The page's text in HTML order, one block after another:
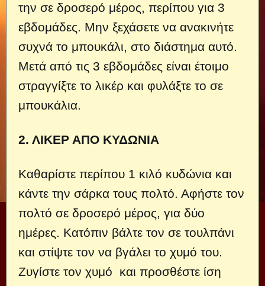
την σε δροσερό μέρος, περίπου για 3
εβδομάδες. Μην ξεχάσετε να ανακινήτε
συχνά το μπουκάλι, στο διάστημα αυτό.
Μετά από τις 3 εβδομάδες είναι έτοιμο
στραγγίξτε το λικέρ και φυλάξτε το σε
μπουκάλια.
2. ΛΙΚΕΡ ΑΠΟ ΚΥΔΩΝΙΑ
Καθαρίστε περίπου 1 κιλό κυδώνια και
κάντε την σάρκα τους πολτό. Αφήστε τον
πολτό σε δροσερό μέρος, για δύο
ημέρες. Κατόπιν βάλτε τον σε τουλπάνι
και στίψτε τον να βγάλει το χυμό του.
Ζυγίστε τον χυμό και προσθέστε ίση